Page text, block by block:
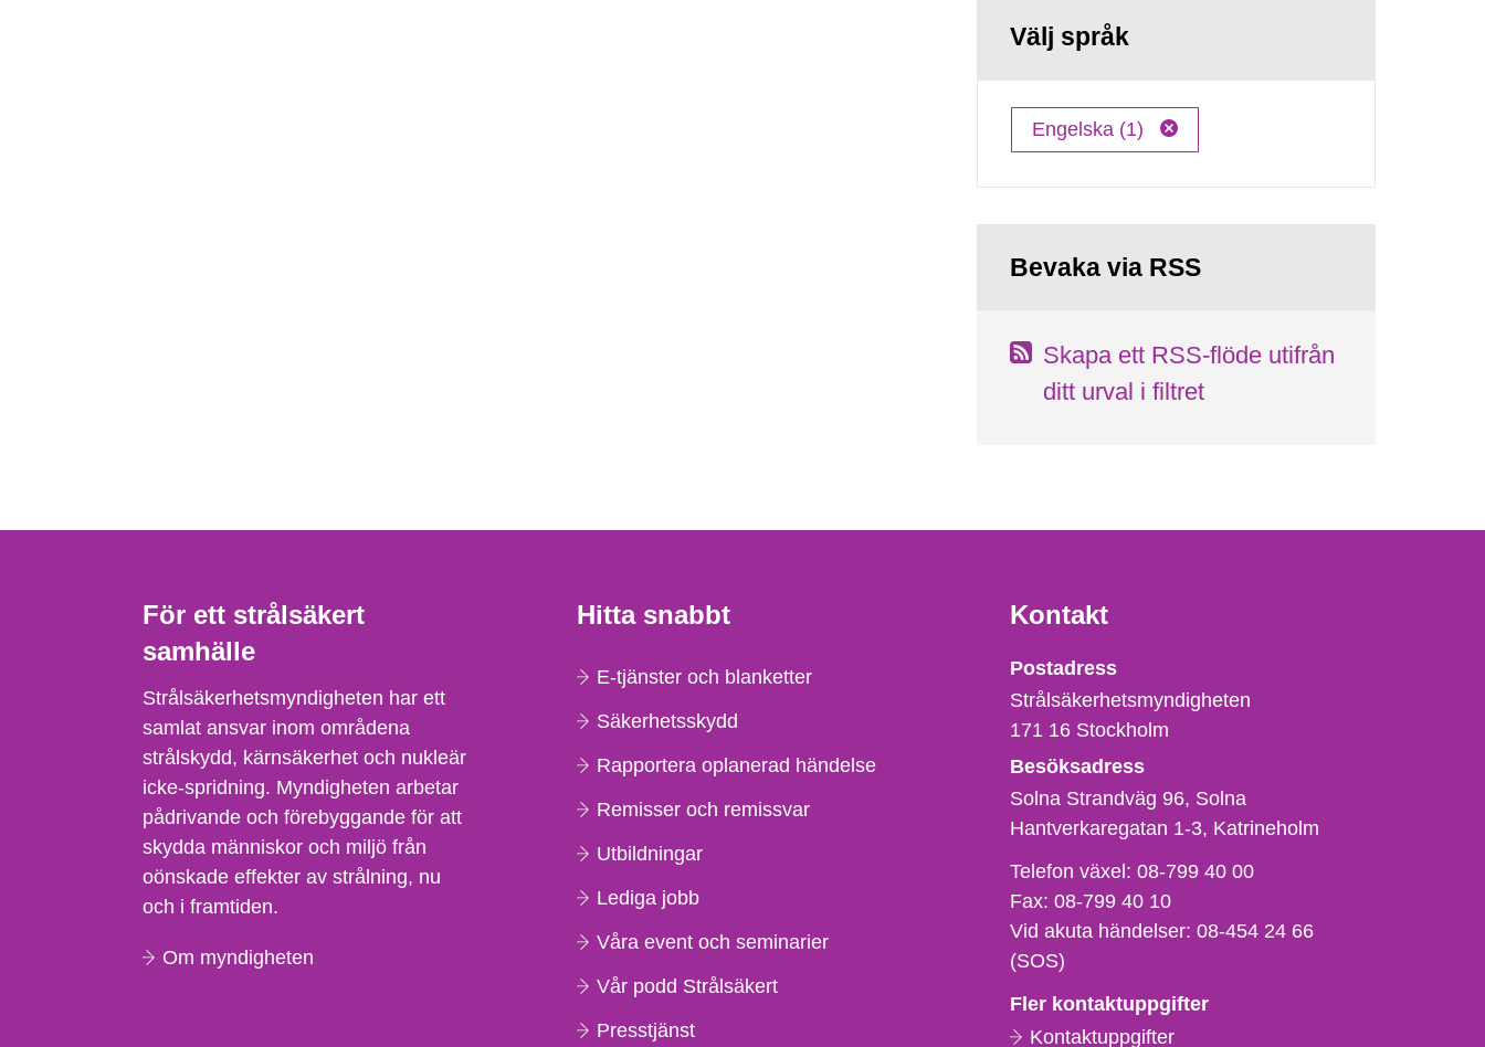
Välj språk
Engelska (1)
Bevaka via RSS
Skapa ett RSS-flöde utifrån
ditt urval i filtret
För ett strålsäkert
samhälle
Strålsäkerhetsmyndigheten har ett
samlat ansvar inom områdena
strålskydd, kärnsäkerhet och nukleär
icke-spridning. Myndigheten arbetar
pådrivande och förebyggande för att
skydda människor och miljö från
oönskade effekter av strålning, nu
och i framtiden.
Om myndigheten
Hitta snabbt
E-tjänster och blanketter
Säkerhetsskydd
Rapportera oplanerad händelse
Remisser och remissvar
Utbildningar
Lediga jobb
Våra event och seminarier
Vår podd Strålsäkert
Presstjänst
Kontakt
Strålsäkerhetsmyndigheten
Postadress
Strålsäkerhetsmyndigheten
171 16 Stockholm
Besöksadress
Solna Strandväg 96, Solna
Hantverkaregatan 1-3 Katrineholm
Telefon,
fax
och
e-
Telefon växel:08-799 40 00
Fax:08-799 40 10
Vid akuta händelser:08-454 24 66
(SOS)
Fler kontaktuppgifter
Kontaktuppgifter